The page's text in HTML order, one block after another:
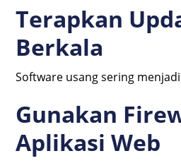
Terapkan
Berkala
Software usang sering
Gunakan
Aplikasi Web